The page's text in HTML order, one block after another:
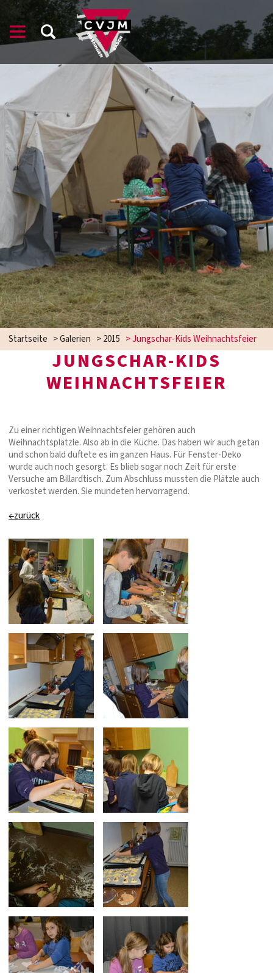
Startseite >Galerien >2015 >Jungschar-Kids Weihnachtsfeier
JUNGSCHAR-KIDS
WEIHNACHTSFEIER
Zu einer richtigen Weihnachtsfeier gehören auch
Weihnachtsplätzle. Also ab in die Küche. Das haben wir auch getan
und schon bald duftete es im ganzen Haus. Für Fenster-Deko
wurde auch noch gesorgt. Es blieb sogar noch Zeit für erste
Versuche am Billardtisch. Zum Abschluss mussten die Plätzle auch
verkostet werden. Sie mundeten hervorragend.
←zurück